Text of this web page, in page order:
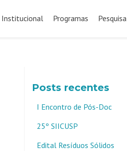
para
Institucional Programas Pesquisa
Posts recentes
I Encontro de Pós-Doc
25º SIICUSP
Edital Resíduos Sólidos